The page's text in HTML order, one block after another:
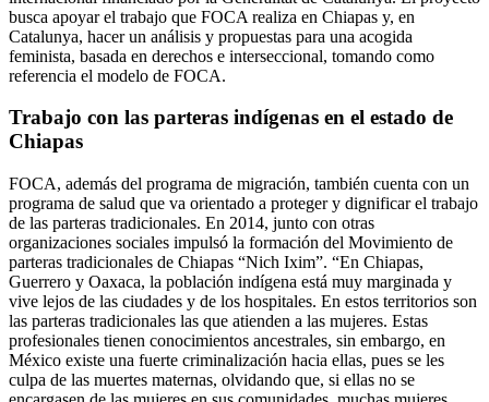
busca apoyar el trabajo que FOCA realiza en Chiapas y, en
Catalunya, hacer un análisis y propuestas para una acogida
feminista, basada en derechos e interseccional, tomando como
referencia el modelo de FOCA.
Trabajo con las parteras indígenas en el estado de
Chiapas
FOCA, además del programa de migración, también cuenta con un
programa de salud que va orientado a proteger y dignificar el trabajo
de las parteras tradicionales. En 2014, junto con otras
organizaciones sociales impulsó la formación del Movimiento de
parteras tradicionales de Chiapas “Nich Ixim”. “En Chiapas,
Guerrero y Oaxaca, la población indígena está muy marginada y
vive lejos de las ciudades y de los hospitales. En estos territorios son
las parteras tradicionales las que atienden a las mujeres. Estas
profesionales tienen conocimientos ancestrales, sin embargo, en
México existe una fuerte criminalización hacia ellas, pues se les
culpa de las muertes maternas, olvidando que, si ellas no se